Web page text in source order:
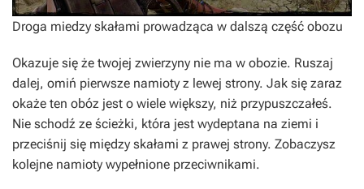
Droga miedzy skałami prowadząca w dalszą część obozu
Okazuje się że twojej zwierzyny nie ma w obozie. Ruszaj
dalej, omiń pierwsze namioty z lewej strony. Jak się zaraz
okaże ten obóz jest o wiele większy, niż przypuszczałeś.
Nie schodź ze ścieżki, która jest wydeptana na ziemi i
przeciśnij się między skałami z prawej strony. Zobaczysz
kolejne namioty wypełnione przeciwnikami.